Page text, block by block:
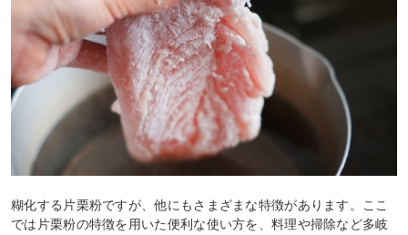
糊化する片栗粉ですが、他にもさまざまな特徴があります。ここ
では片栗粉の特徴を用いた便利な使い方を、料理や掃除など多岐